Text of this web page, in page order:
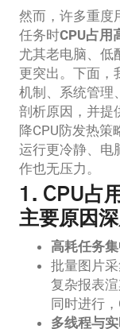
然而，许多重度
任务时CPU占用
尤其老电脑、低
更突出。下面，
机制、系统管理
剖析原因，并提
降CPU防发热策
运行更冷静、电
作也无压力。
1. CPU占
主要原因
高耗任务
批量图片
复杂报表
同时进行，
多线程与